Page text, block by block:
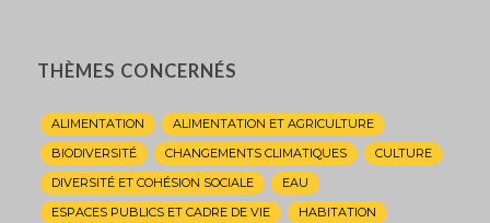
THÈMES CONCERNÉS
ALIMENTATION
ALIMENTATION ET AGRICULTURE
BIODIVERSITÉ
CHANGEMENTS CLIMATIQUES
CULTURE
DIVERSITÉ ET COHÉSION SOCIALE
EAU
ESPACES PUBLICS ET CADRE DE VIE
HABITATION